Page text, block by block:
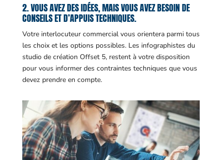
2. VOUS AVEZ DES IDÉES, MAIS VOUS AVEZ BESOIN DE
CONSEILS ET D’APPUIS TECHNIQUES.
Votre interlocuteur commercial vous orientera parmi tous
les choix et les options possibles. Les infographistes du
studio de création Offset 5, restent à votre disposition
pour vous informer des contraintes techniques que vous
devez prendre en compte.